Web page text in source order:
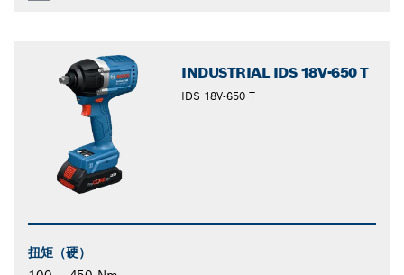
INDUSTRIAL IDS 18V-650 T
IDS 18V-650 T
扭矩（硬）